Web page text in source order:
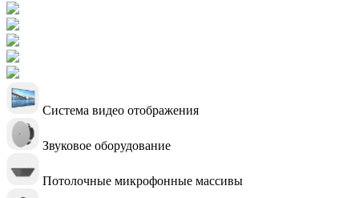
Система видео отображения
Звуковое оборудование
Потолочные микрофонные массивы